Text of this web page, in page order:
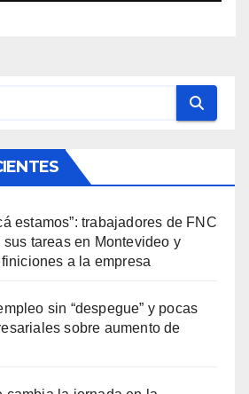
estamos”: trabajadores de FNC
tareas en Montevideo y
a la empresa
sin “despegue” y pocas
sobre aumento de